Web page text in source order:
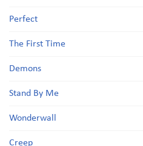
Perfect
The First Time
Demons
Stand By Me
Wonderwall
Creep